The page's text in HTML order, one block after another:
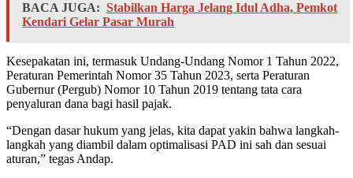
BACA JUGA: Stabilkan Harga Jelang Idul Adha, Pemkot
Kendari Gelar Pasar Murah
Kesepakatan ini, termasuk Undang-Undang Nomor 1 Tahun 2022,
Peraturan Pemerintah Nomor 35 Tahun 2023, serta Peraturan
Gubernur (Pergub) Nomor 10 Tahun 2019 tentang tata cara
penyaluran dana bagi hasil pajak.
“Dengan dasar hukum yang jelas, kita dapat yakin bahwa langkah-
langkah yang diambil dalam optimalisasi PAD ini sah dan sesuai
aturan,” tegas Andap.